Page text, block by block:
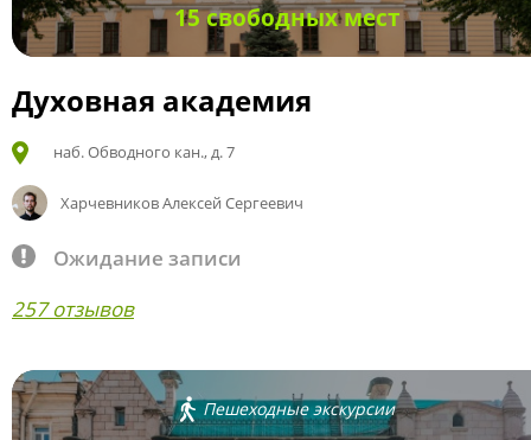
15 свободных мест
Духовная академия
наб. Обводного кан., д. 7
Харчевников Алексей Сергеевич
Ожидание записи
257 отзывов
Пешеходные экскурсии